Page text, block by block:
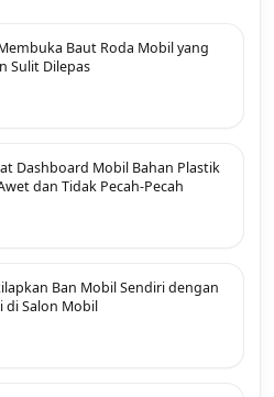
Baut Roda Mobil yang
Sulit Dilepas
Dashboard Mobil Bahan Plastik
dan Tidak Pecah-Pecah
Ban Mobil Sendiri dengan
di Salon Mobil